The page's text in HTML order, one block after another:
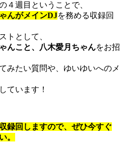
４週目ということで、
んがメインDJを務める収録回
トとして、
んこと、八木愛月ちゃんをお招
みたい質問や、ゆいゆいへのメ
ています！
録回しますので、ぜひ今すぐ
。